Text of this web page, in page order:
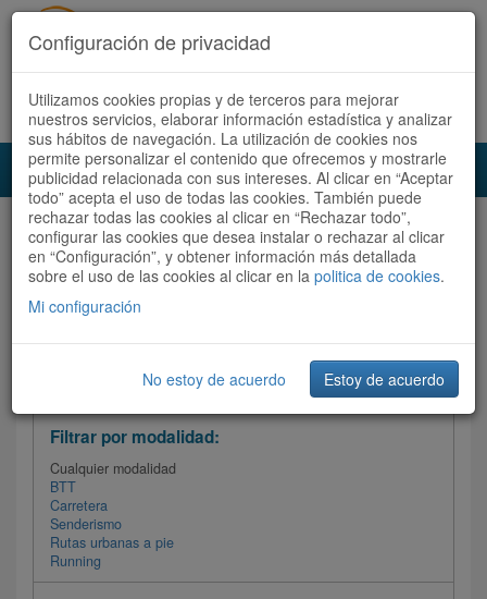
Acceder Registrate ahora Español | Català
Audioruta Todas las rutas
Todas las rutas Ordenar por:Más recientes
Filtrar las rutas
Filtrar por modalidad:
Cualquier modalidad
BTT
Carretera
Senderismo
Rutas urbanas a pie
Running
Configuración de privacidad
Utilizamos cookies propias y de terceros para mejorar
nuestros servicios, elaborar información estadística y analizar
sus hábitos de navegación. La utilización de cookies nos
permite personalizar el contenido que ofrecemos y mostrarle
publicidad relacionada con sus intereses. Al clicar en “Aceptar
todo” acepta el uso de todas las cookies. También puede
rechazar todas las cookies al clicar en “Rechazar todo”,
configurar las cookies que desea instalar o rechazar al clicar
en “Configuración”, y obtener información más detallada
sobre el uso de las cookies al clicar en la politica de cookies.
Mi configuración
No estoy de acuerdo Estoy de acuerdo